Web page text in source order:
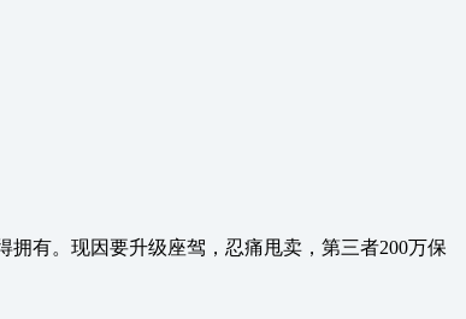
拥有。现因要升级座驾，忍痛甩卖，第三者200万保